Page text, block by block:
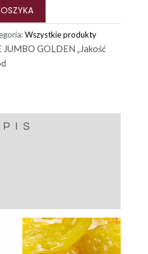
Wszystkie produkty